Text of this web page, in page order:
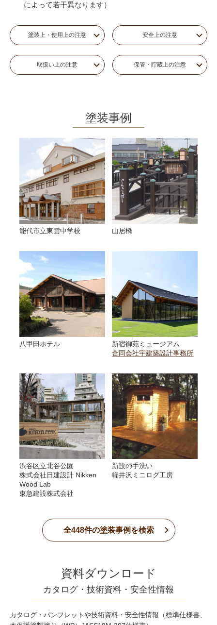
によって若干異なります）
塗装上・使用上の注意 安全上の注意
取扱い上の注意 保管・貯蔵上の注意
塗装事例
能代市立東雲中学校 山居橋
八甲田ホテル
新宿御苑ミュージアム
合同会社宇建築設計事務所
渋谷区立北谷公園
株式会社日建設計 Nikken
Wood Lab
東急建設株式会社
新設の手洗い
軽井沢ミニログ工房
全448件の塗装事例を検索
資料ダウンロード
カタログ・技術資料・安全性情報
カタログ・パンフレットや技術資料・安全性情報（標準仕様書、